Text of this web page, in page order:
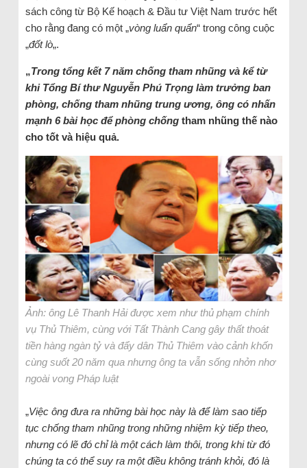
sách công từ Bộ Kế hoạch & Đầu tư Việt Nam trước hết
cho rằng đang có một „vòng luẩn quẩn“ trong công cuộc
„đốt lò„.
„Trong tổng kết 7 năm chống tham nhũng và kể từ
khi Tổng Bí thư Nguyễn Phú Trọng làm trưởng ban
phòng, chống tham nhũng trung ương, ông có nhấn
mạnh 6 bài học để phòng chốngtham nhũng thế nào
cho tốt và hiệu quả.
Ảnh: ông Lê Thanh Hải được xem như thủ phạm chính
vụ Thủ Thiêm, cùng với Tất Thành Cang gây thất thoát
tiền hàng ngàn tỷ và đẩy dân Thủ Thiêm vào cảnh khốn
cùng suốt 20 năm qua nhưng ông ta vẫn sống nhởn nhơ
ngoài vong Pháp luật
„Việc ông đưa ra những bài học này là để làm sao tiếp
tục chống tham nhũng trong những nhiệm kỳ tiếp theo,
nhưng có lẽ đó chỉ là một cách làm thôi, trong khi từ đó
chúng ta có thể suy ra một điều không tránh khỏi, đó là